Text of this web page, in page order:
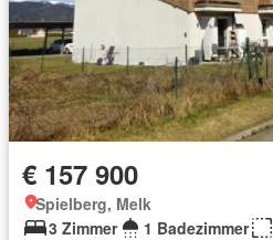
€ 157 900
Spielberg, Melk
3 Zimmer
1 Badezimmer